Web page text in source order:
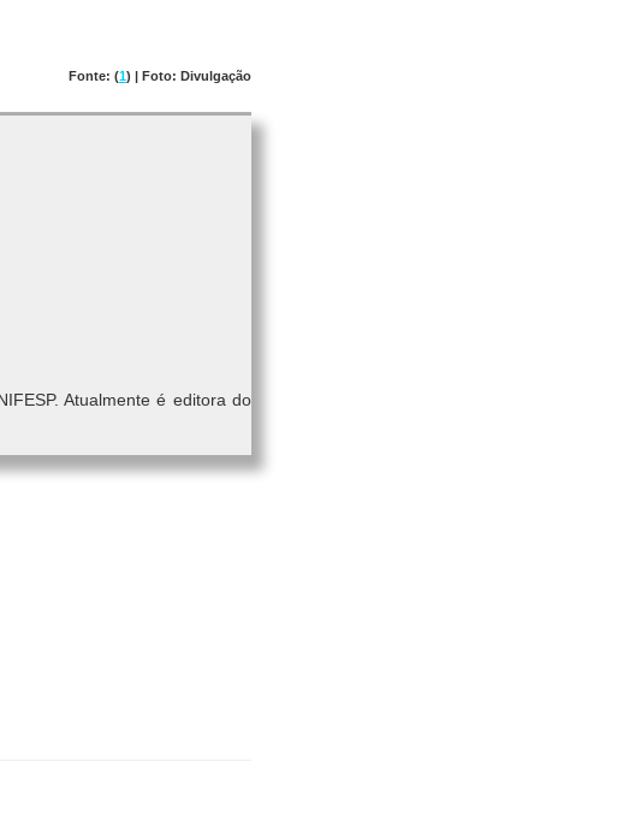
Fonte: (1) | Foto: Divulgação
Atualmente é editora do